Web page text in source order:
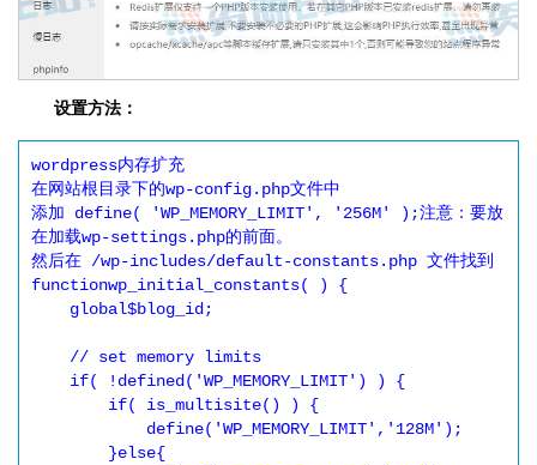
设置方法：
wordpress内存扩充
在网站根目录下的wp-config.php文件中
添加 define( 'WP_MEMORY_LIMIT', '256M' );注意：要放
在加载wp-settings.php的前面。
然后在 /wp-includes/default-constants.php 文件找到
functionwp_initial_constants( ) {
global$blog_id;
// set memory limits
if( !defined('WP_MEMORY_LIMIT') ) {
if( is_multisite() ) {
define('WP_MEMORY_LIMIT','128M');
}else{